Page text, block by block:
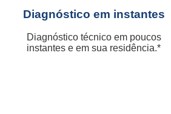
Diagnóstico em instantes
Diagnóstico técnico em poucos
instantes e em sua residência.*